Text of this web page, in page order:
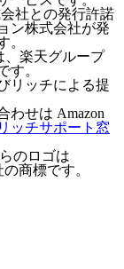
社との発行許諾
ン株式会社が発
。
楽天グループ
す。
リッチによる提
わせは Amazon
ッチサポート窓
のロゴは
商標です。